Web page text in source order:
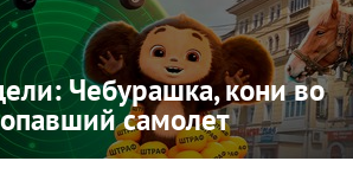
Чебурашка, кони во
самолет